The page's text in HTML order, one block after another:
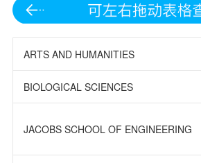
ARTS AND HUMANITIES
BIOLOGICAL SCIENCES
JACOBS SCHOOL OF ENGINEERING